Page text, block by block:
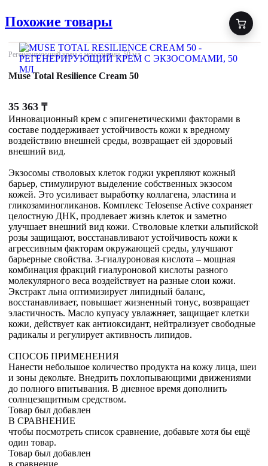
Похожие товары
Регенерирующий крем с экзосомами, 50 мл
Muse Total Resilience Cream 50
35 363 ₸
Инновационный крем с эпигенетическими факторами в
составе поддерживает устойчивость кожи к вредному
воздействию внешней среды, возвращает ей здоровый
внешний вид.
Экзосомы стволовых клеток годжи укрепляют кожный
барьер, стимулируют выделение собственных экзосом
кожей. Это усиливает выработку коллагена, эластина и
гликозаминогликанов. Комплекс Telosense Active сохраняет
целостную ДНК, продлевает жизнь клеток и заметно
улучшает внешний вид кожи. Стволовые клетки альпийской
розы защищают, восстанавливают устойчивость кожи к
агрессивным факторам окружающей среды, улучшают
барьерные свойства. 3-гиалуроновая кислота – мощная
комбинация фракций гиалуроновой кислоты разного
молекулярного веса воздействует на разные слои кожи.
Экстракт льна оптимизирует липидный баланс,
восстанавливает, повышает жизненный тонус, возвращает
эластичность. Масло купуасу увлажняет, защищает клетки
кожи, действует как антиоксидант, нейтрализует свободные
радикалы и регулирует активность липидов.
СПОСОБ ПРИМЕНЕНИЯ
Нанести небольшое количество продукта на кожу лица, шеи
и зоны декольте. Внедрить похлопывающими движениями
до полного впитывания. В дневное время дополнить
солнцезащитным средством.
Товар был добавлен
В СРАВНЕНИЕ
чтобы посмотреть список сравнение, добавьте хотя бы ещё
один товар.
Товар был добавлен
в сравнение